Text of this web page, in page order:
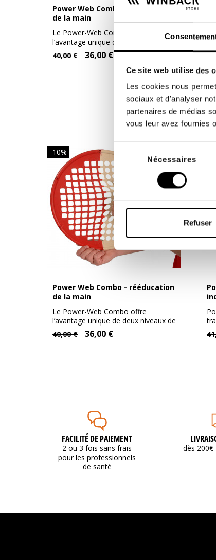
Ce site web utilise des
Les cookies nous
sociaux et d'analyser
partenaires de médias
vous leur avez fournies
du
consentement
Nécessaires
Refuser
Power Web Combo - rééducation
de la main
Le Power-Web Combo offre
l’avantage unique de deux niveaux de
résistance en...
40,00 € 36,00 €
-10%
Power Web Combo - rééducation
de la main
Le Power-Web Combo offre
l’avantage unique de deux niveaux de
résistance en...
40,00 € 36,00 €
Power Web Senior - rééducation
FACILITÉ DE PAIEMENT
2 ou 3 fois sans frais
pour les professionnels
de santé
dès 200€